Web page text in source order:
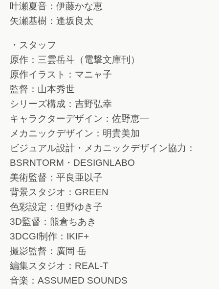
叶瀬夏音：伊藤かな恵
矢瀬基樹：逢坂良太
・スタッフ
原作：三雲岳斗（電撃文庫刊）
原作イラスト：マニャ子
監督：山本秀世
シリーズ構成：吉野弘幸
キャラクターデザイン：佐野恵一
メカニックデザイン：明貴美加
ビジュアル設計・メカニックデザイン協力：
BSRNTORM・DESIGNLABO
美術監督：平良亜以子
背景スタジオ：GREEN
色彩設定：但野ゆき子
3D監督：熊倉ちあき
3DCGI制作：IKIF+
撮影監督：廣岡 岳
編集スタジオ：REAL-T
音楽：ASSUMED SOUNDS